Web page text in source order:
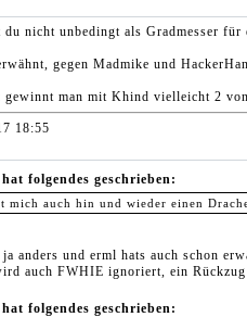
nicht unbedingt als Gradmesser für
gegen Madmike und
gewinnt man mit Khind vielleicht 2
18:55
folgendes geschrieben:
mich auch hin und wieder einen
anders und erml hats auch schon
auch FWHIE ignoriert, ein
folgendes geschrieben: